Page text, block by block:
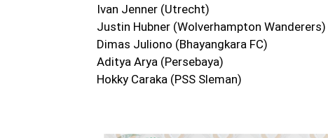
Ivan Jenner (Utrecht)
Justin Hubner (Wolverhampton Wanderers)
Dimas Juliono (Bhayangkara FC)
Aditya Arya (Persebaya)
Hokky Caraka (PSS Sleman)